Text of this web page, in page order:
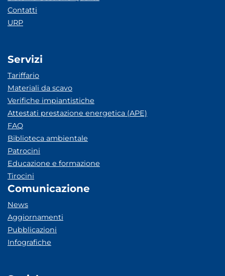
Contatti
URP
Servizi
Tariffario
Materiali da scavo
Verifiche impiantistiche
Attestati prestazione energetica (APE)
FAQ
Biblioteca ambientale
Patrocini
Educazione e formazione
Tirocini
Comunicazione
News
Aggiornamenti
Pubblicazioni
Infografiche